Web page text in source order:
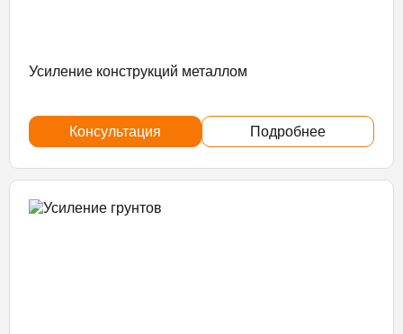
Усиление конструкций металлом
Консультация Подробнее